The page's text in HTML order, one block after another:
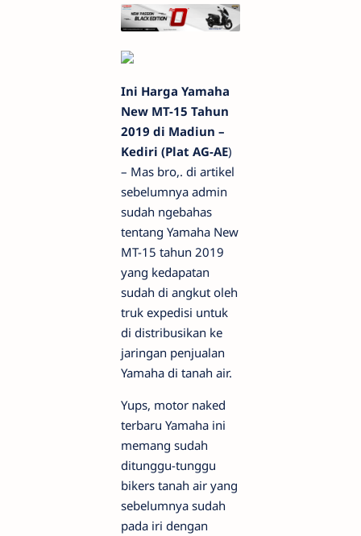
Ini Harga Yamaha
New MT-15 Tahun
2019 di Madiun –
Kediri (Plat AG-AE)
– Mas bro,. di artikel
sebelumnya admin
sudah ngebahas
tentang Yamaha New
MT-15 tahun 2019
yang kedapatan
sudah di angkut oleh
truk expedisi untuk
di distribusikan ke
jaringan penjualan
Yamaha di tanah air.
Yups, motor naked
terbaru Yamaha ini
memang sudah
ditunggu-tunggu
bikers tanah air yang
sebelumnya sudah
pada iri dengan